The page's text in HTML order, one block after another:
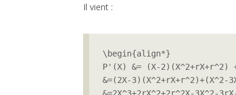
Il vient :
\begin{align*}
P'(X) &= (X-
&=(2X-3)(X^2+rX+r^2)+(X^2-